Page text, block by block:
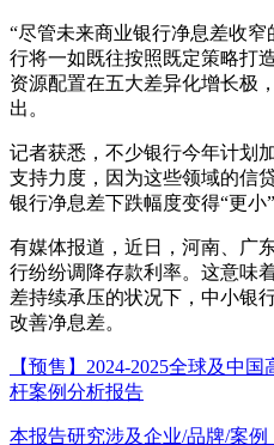
“尽管未来商业银行净息差收
行将一如既往按照既定策略打
资源配置在五大差异化增长极
出。
记者获悉，不少银行今年计划
支持力度，因为这些领域的信
银行净息差下跌幅度变得“更小”
有媒体报道，近日，河南、广
行纷纷调降存款利率。这意味
差持续承压的状况下，中小银
改善净息差。
【预售】2024-2025全球及中
杆案例分析报告
本报告研究涉及企业/品牌/案